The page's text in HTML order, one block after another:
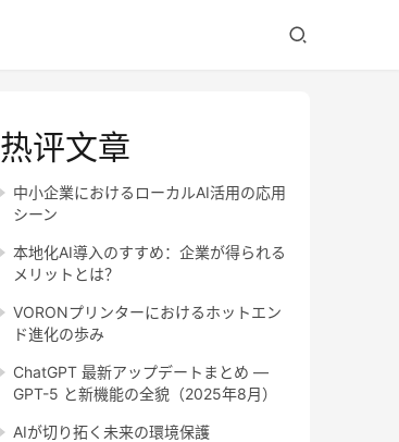
热评文章
中小企業におけるローカルAI活用の応用
シーン
本地化AI導入のすすめ：企業が得られる
メリットとは？
VORONプリンターにおけるホットエン
ド進化の歩み
ChatGPT 最新アップデートまとめ —
GPT-5 と新機能の全貌（2025年8月）
AIが切り拓く未来の環境保護